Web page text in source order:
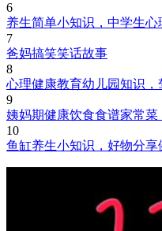
6
养生简单小知识，中学生
7
爸妈搞笑笑话故事
8
心理健康教育幼儿园知识
9
姨妈期健康饮食食谱家常
10
鱼缸养生小知识，好物分享